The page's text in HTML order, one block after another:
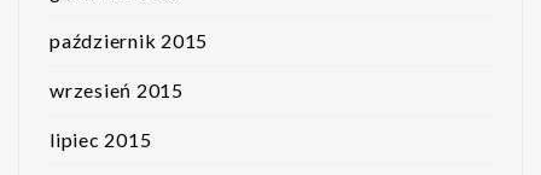
październik 2015
wrzesień 2015
lipiec 2015